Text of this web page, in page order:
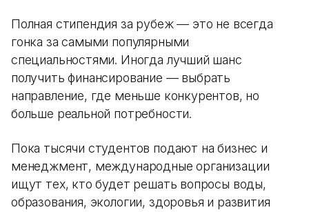
Полная стипендия за рубеж — это не всегда
гонка за самыми популярными
специальностями. Иногда лучший шанс
получить финансирование — выбрать
направление, где меньше конкурентов, но
больше реальной потребности.
Пока тысячи студентов подают на бизнес и
менеджмент, международные организации
ищут тех, кто будет решать вопросы воды,
образования, экологии, здоровья и развития